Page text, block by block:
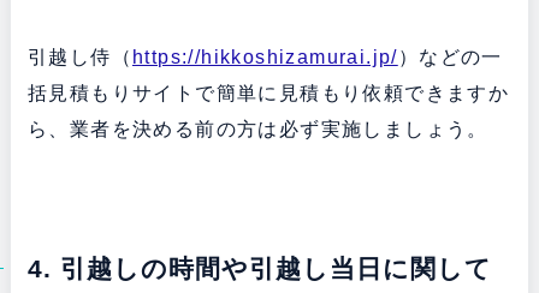
引越し侍（ https://hikkoshizamurai.jp/）などの一
括見積もりサイトで簡単に見積もり依頼できますか
ら、業者を決める前の方は必ず実施しましょう。
4. 引越しの時間や引越し当日に関して